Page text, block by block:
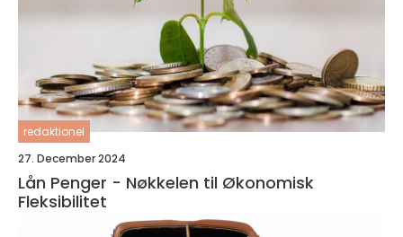
redaktionel
27. December 2024
Lån Penger - Nøkkelen til Økonomisk
Fleksibilitet